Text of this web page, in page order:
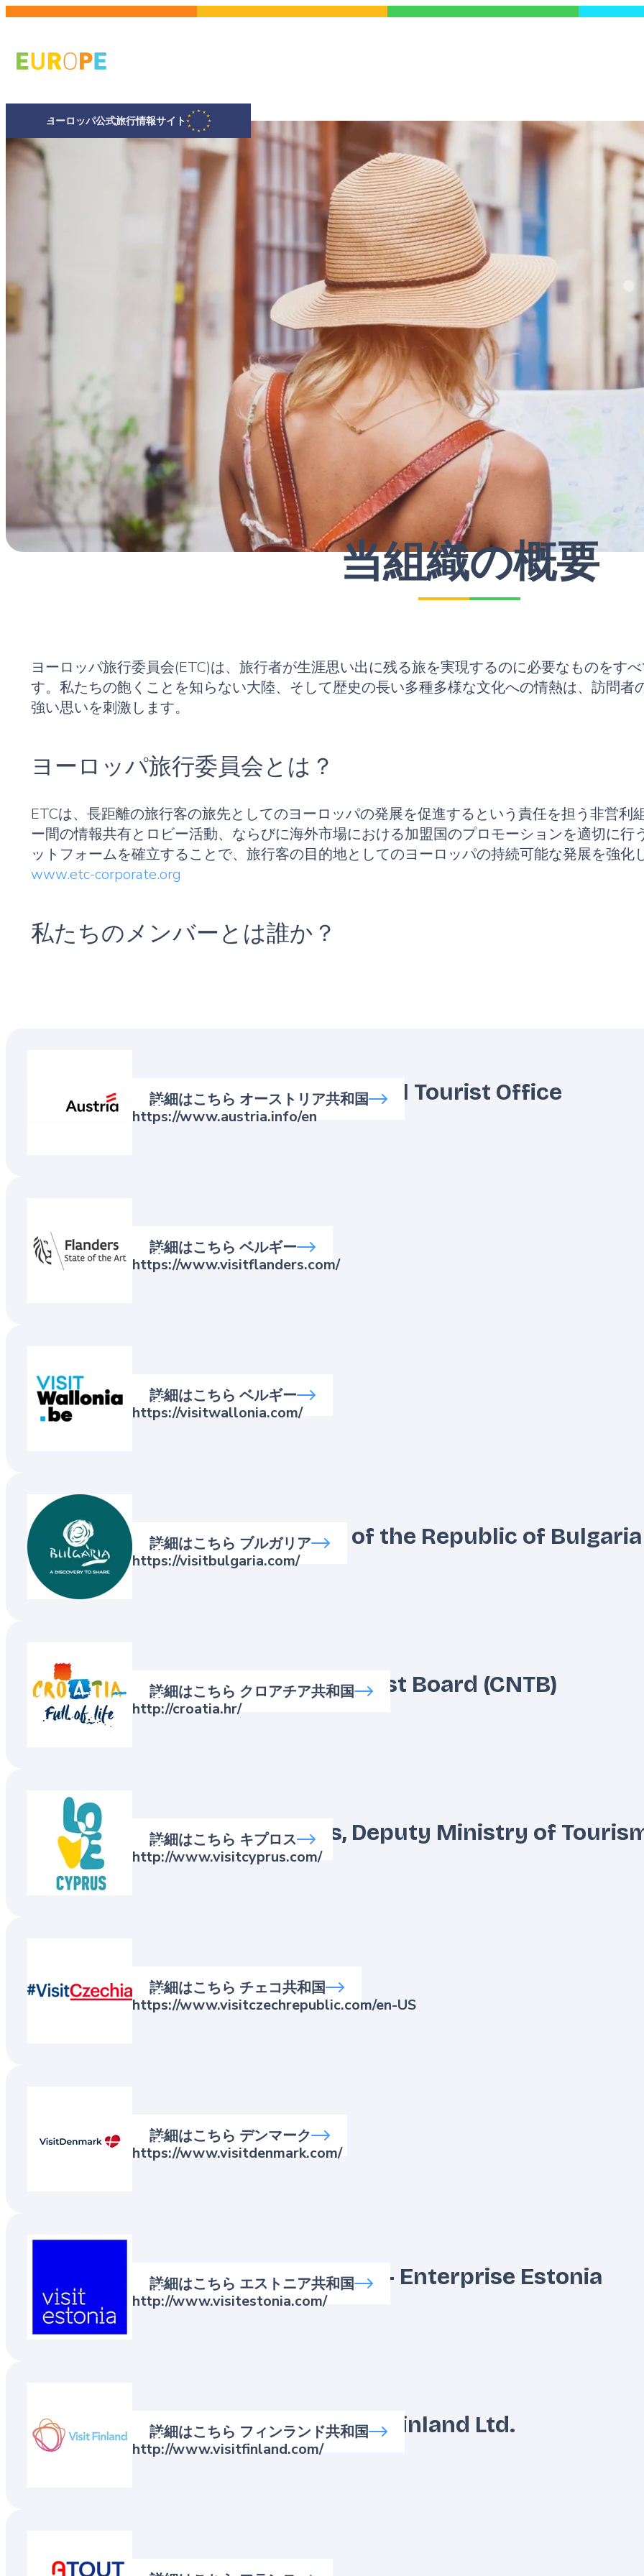
メ
ン
コ
ン
ツ
ヨーロッパ公式旅行情報サイト
当組織の概要
ヨーロッパ旅行委員会(ETC)は、旅行者が生涯思い出に残る旅を実現するのに必要なものをす
す。私たちの飽くことを知らない大陸、そして歴史の長い多種多様な文化への情熱は、訪問
強い思いを刺激します。
ヨーロッパ旅行委員会とは？
ETCは、長距離の旅行客の旅先としてのヨーロッパの発展を促進するという責任を担う非営利
ー間の情報共有とロビー活動、ならびに海外市場における加盟国のプロモーションを適切に
ットフォームを確立することで、旅行客の目的地としてのヨーロッパの持続可能な発展を強
www.etc-corporate.org
私たちのメンバーとは誰か？
ANTO – Austrian National Tourist Office
https://www.austria.info/en
詳細はこちら オーストリア共和国
Visit Flanders
https://www.visitflanders.com/
詳細はこちら ベルギー
Visit Wallonia
https://visitwallonia.com/
詳細はこちら ベルギー
Ministry of Tourism of the Republic of Bulgaria
https://visitbulgaria.com/
詳細はこちら ブルガリア
Croatian National Tourist Board (CNTB)
http://croatia.hr/
詳細はこちら クロアチア共和国
Republic of Cyprus, Deputy Ministry of
http://www.visitcyprus.com/
詳細はこちら キプロス
Visit Czechia
https://www.visitczechrepublic.com/en-US
詳細はこちら チェコ共和国
VisitDenmark
https://www.visitdenmark.com/
詳細はこちら デンマーク
Estonian Tourist Board - Enterprise Estonia
http://www.visitestonia.com/
詳細はこちら エストニア共和国
Visit Finland - Business Finland Ltd.
http://www.visitfinland.com/
詳細はこちら フィンランド共和国